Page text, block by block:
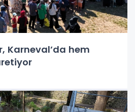
Karneval’da hem